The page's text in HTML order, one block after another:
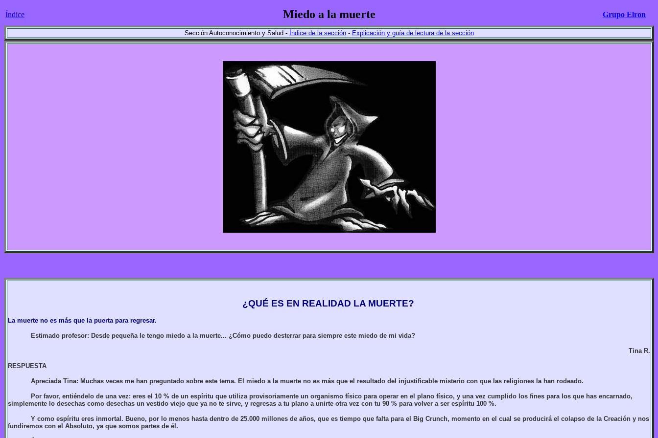
Índice Miedo a la muerte Grupo Elron
Sección Autoconocimiento y Salud - Índice de la sección- Explicación y guía de lectura de la sección
¿QUÉ ES EN REALIDAD LA MUERTE?
La muerte no es más que la puerta para regresar.
Estimado profesor: Desde pequeña le tengo miedo a la muerte... ¿Cómo puedo desterrar para siempre este miedo de mi vida?
Tina R.
RESPUESTA
Apreciada Tina: Muchas veces me han preguntado sobre este tema. El miedo a la muerte no es más que el resultado del injustificable misterio con que las religiones la han rodeado.
Por favor, entiéndelo de una vez: eres el 10 % de un espíritu que utiliza provisoriamente un organismo físico para operar en el plano físico, y una vez cumplido los fines para los que has encarnado,
simplemente lo desechas como desechas un vestido viejo que ya no te sirve, y regresas a tu plano a unirte otra vez con tu 90 % para volver a ser espíritu 100 %.
Y como espíritu eres inmortal. Bueno, por lo menos hasta dentro de 25.000 millones de años, que es tiempo que falta para el Big Crunch, momento en el cual se producirá el colapso de la Creación y nos
fundiremos con el Absoluto, ya que somos partes de él.